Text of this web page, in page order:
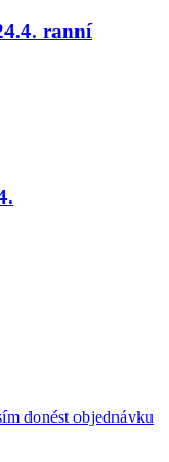
ranní
donést objednávku